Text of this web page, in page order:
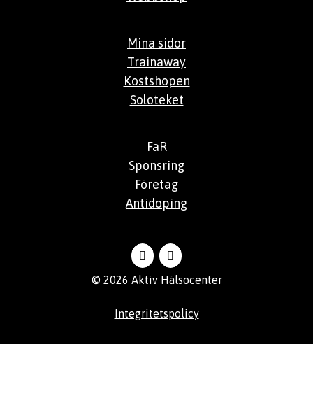
Mina sidor
Trainaway
Kostshopen
Soloteket
FaR
Sponsring
Företag
Antidoping
© 2026 Aktiv Hälsocenter
Integritetspolicy